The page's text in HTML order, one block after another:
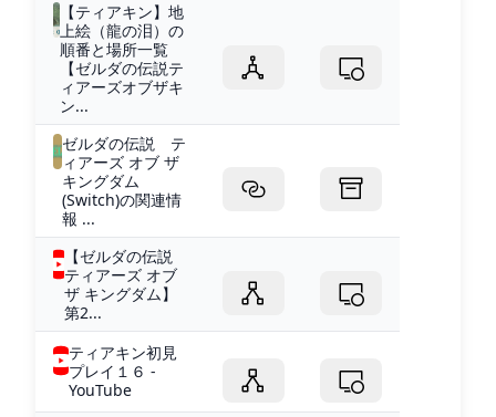
【ティアキン】地
上絵（龍の泪）の
順番と場所一覧
【ゼルダの伝説テ
ィアーズオブザキ
ン...
ゼルダの伝説 テ
ィアーズ オブ ザ
キングダム
(Switch)の関連情
報 ...
【ゼルダの伝説
ティアーズ オブ
ザ キングダム】
第2...
ティアキン初見
プレイ１６ -
YouTube